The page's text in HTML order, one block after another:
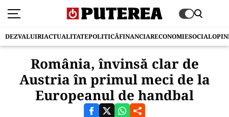
DEZVALUIRIACTUALITATEPOLITICĂFINANCIARECONOMIESOCIAL
România, învinsă clar de
Austria în primul meci de la
Europeanul de handbal